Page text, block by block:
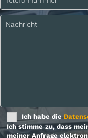
lasse dieses Feld
Ich habe die
Ich stimme zu, dass
meiner Anfrage